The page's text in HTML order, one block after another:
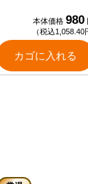
本体価格 980
（税込1,058.40
カゴに入れる